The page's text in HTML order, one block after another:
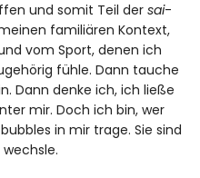
und somit Teil dersai-
familiären Kontext,
vom Sport, denen ich
fühle. Dann tauche
Dann denke ich, ich ließe
mir. Doch ich bin, wer
in mir trage. Sie sind